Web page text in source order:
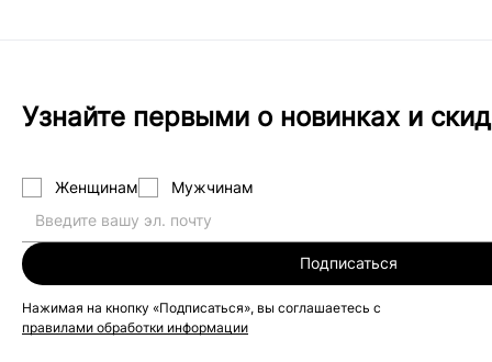
Узнайте первыми о новинках и
Женщинам Мужчинам
Подписаться
Нажимая на кнопку «Подписаться», вы соглашаетесь с
правилами обработки информации